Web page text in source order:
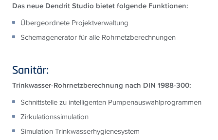
Das neue Dendrit Studio bietet folgende Funktionen:
Übergeordnete Projektverwaltung
Schemagenerator für alle Rohrnetzberechnungen
Sanitär:
Trinkwasser-Rohrnetzberechnung nach DIN 1988-300:
Schnittstelle zu intelligenten Pumpenauswahlprogrammen
Zirkulationssimulation
Simulation Trinkwasserhygienesystem